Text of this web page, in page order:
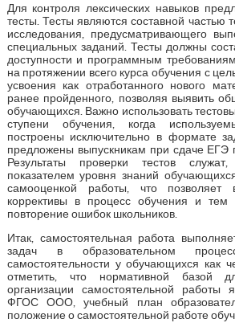
Для контроля лексических навыков
тесты. Тесты являются составной частью
исследования, предусматривающего
специальных заданий. Тесты должны
доступности и программным
на протяжении всего курса обучения с
усвоения как отработанного нового
ранее пройденного, позволяя выявить
обучающихся. Важно использовать
ступени обучения, когда
построены исключительно в формате
предложены выпускникам при сдаче ЕГЭ
Результаты проверки тестов
показателем уровня знаний
самооценкой работы, что позволяет
коррективы в процесс обучения и тем
повторение ошибок школьников.
Итак, самостоятельная работа
задач в образовательном
самостоятельности у обучающихся как
отметить, что нормативной базой
организации самостоятельной работы
ФГОС ООО, учебный план
положение о самостоятельной работе